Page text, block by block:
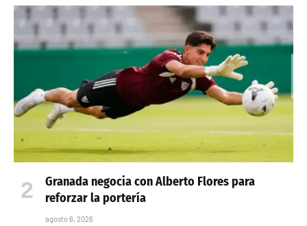
Granada negocia con Alberto Flores para
reforzar la portería
agosto 6, 2026